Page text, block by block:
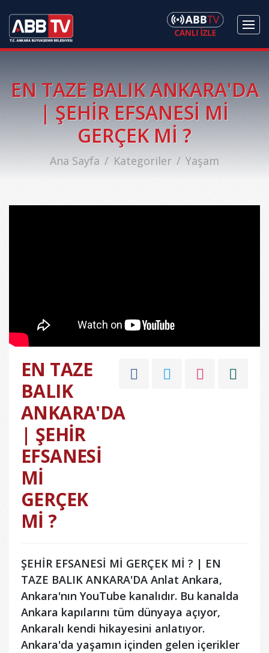
EN TAZE BALIK ANKARA'DA
| ŞEHİR EFSANESİ Mİ
GERÇEK Mİ ?
Ana Sayfa Kategoriler Yaşam
EN TAZE
BALIK
ANKARA'DA
| ŞEHİR
EFSANESİ
Mİ
GERÇEK
Mİ ?
ŞEHİR EFSANESİ Mİ GERÇEK Mİ ? | EN
TAZE BALIK ANKARA'DA Anlat Ankara,
Ankara'nın YouTube kanalıdır. Bu kanalda
Ankara kapılarını tüm dünyaya açıyor,
Ankaralı kendi hikayesini anlatıyor.
Ankara'da yaşamın içinden gelen içerikler